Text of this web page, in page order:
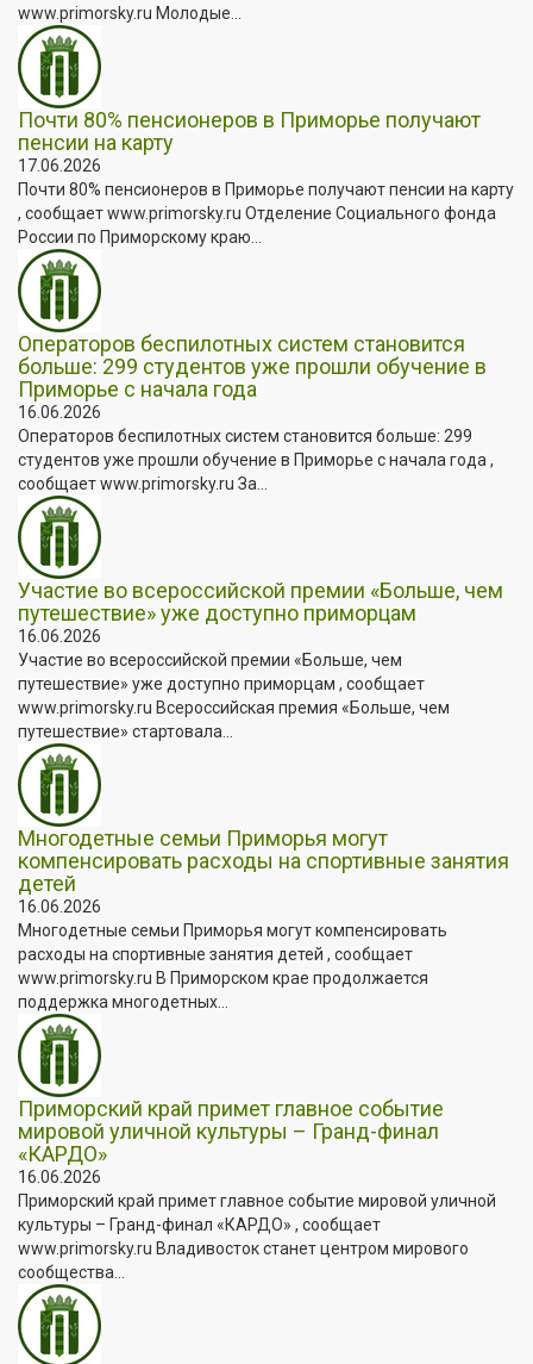
www.primorsky.ru Молодые...
Почти 80% пенсионеров в Приморье получают
пенсии на карту
17.06.2026
Почти 80% пенсионеров в Приморье получают пенсии на карту
, сообщает www.primorsky.ru Отделение Социального фонда
России по Приморскому краю...
Операторов беспилотных систем становится
больше: 299 студентов уже прошли обучение в
Приморье с начала года
16.06.2026
Операторов беспилотных систем становится больше: 299
студентов уже прошли обучение в Приморье с начала года ,
сообщает www.primorsky.ru За...
Участие во всероссийской премии «Больше, чем
путешествие» уже доступно приморцам
16.06.2026
Участие во всероссийской премии «Больше, чем
путешествие» уже доступно приморцам , сообщает
www.primorsky.ru Всероссийская премия «Больше, чем
путешествие» стартовала...
Многодетные семьи Приморья могут
компенсировать расходы на спортивные занятия
детей
16.06.2026
Многодетные семьи Приморья могут компенсировать
расходы на спортивные занятия детей , сообщает
www.primorsky.ru В Приморском крае продолжается
поддержка многодетных...
Приморский край примет главное событие
мировой уличной культуры – Гранд-финал
«КАРДО»
16.06.2026
Приморский край примет главное событие мировой уличной
культуры – Гранд-финал «КАРДО» , сообщает
www.primorsky.ru Владивосток станет центром мирового
сообщества...